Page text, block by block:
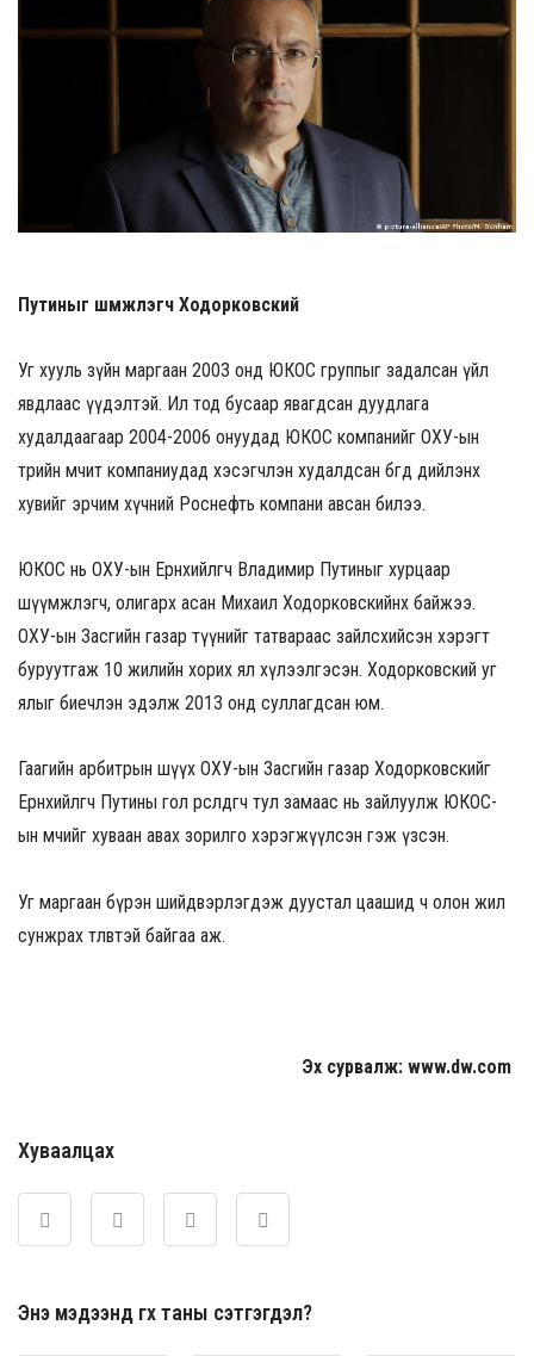
Путиныг шүүмжлэгч Ходорковский
Уг хууль зүйн маргаан 2003 онд ЮКОС группыг задалсан үйл
явдлаас үүдэлтэй. Ил тод бусаар явагдсан дуудлага
худалдаагаар 2004-2006 онуудад ЮКОС компанийг ОХУ-ын
төрийн өмчит компаниудад хэсэгчлэн худалдсан бөгөөд дийлэнх
хувийг эрчим хүчний Роснефть компани авсан билээ.
ЮКОС нь ОХУ-ын Ерөнхийлөгч Владимир Путиныг хурцаар
шүүмжлэгч, олигарх асан Михаил Ходорковскийнх байжээ.
ОХУ-ын Засгийн газар түүнийг татвараас зайлсхийсэн хэрэгт
буруутгаж 10 жилийн хорих ял хүлээлгэсэн. Ходорковский уг
ялыг биечлэн эдэлж 2013 онд суллагдсан юм.
Гаагийн арбитрын шүүх ОХУ-ын Засгийн газар Ходорковскийг
Ерөнхийлөгч Путины гол өрсөлдөгч тул замаас нь зайлуулж ЮКОС-
ын өмчийг хуваан авах зорилго хэрэгжүүлсэн гэж үзсэн.
Уг маргаан бүрэн шийдвэрлэгдэж дуустал цаашид ч олон жил
сунжрах төлөвтэй байгаа аж.
Эх сурвалж: www.dw.com
Хуваалцах
Энэ мэдээнд өгөх таны сэтгэгдэл?